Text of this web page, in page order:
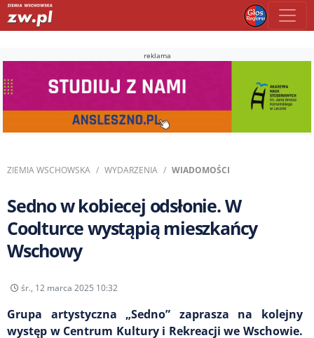
reklama
ZIEMIA WSCHOWSKA WYDARZENIA WIADOMOŚCI
Sedno w kobiecej odsłonie. W
Coolturce wystąpią mieszkańcy
Wschowy
śr., 12 marca 2025 10:32
Grupa artystyczna „Sedno” zaprasza na kolejny
występ w Centrum Kultury i Rekreacji we Wschowie.